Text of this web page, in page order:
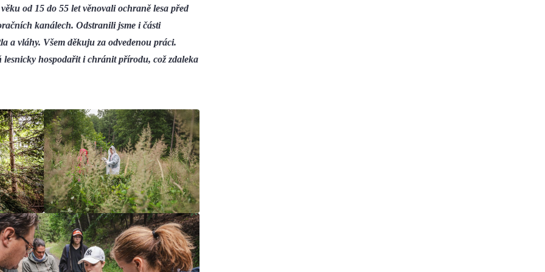
od 15 do 55 let věnovali ochraně lesa před
kanálech. Odstranili jsme i části
a vláhy. Všem děkuju za odvedenou práci.
lesnicky hospodařit i chránit přírodu, což zdaleka